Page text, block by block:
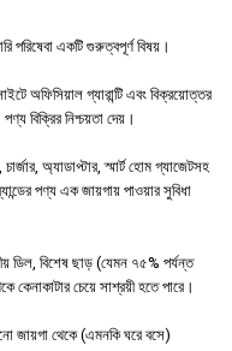
পরিষেবা একটি গুরুত্বপূর্ণ বিষয়।
অফিসিয়াল গ্যারান্টি এবং বিক্রয়োত্তর
বিক্রির নিশ্চয়তা দেয়।
অ্যাডাপ্টার, স্মার্ট হোম গ্যাজেটসহ
পণ্য এক জায়গায় পাওয়ার সুবিধা
ডিল, বিশেষ ছাড় (যেমন ৭৫% পর্যন্ত
চেয়ে সাশ্রয়ী হতে পারে।
জায়গা থেকে (এমনকি ঘরে বসে)